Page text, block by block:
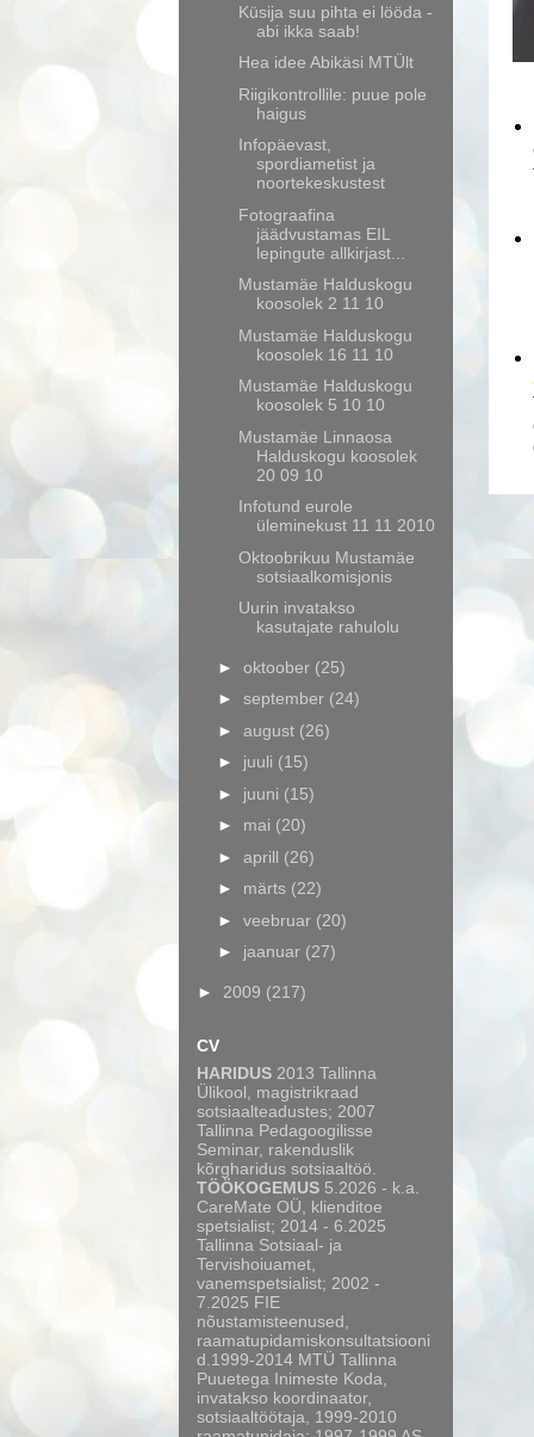
Küsija suu pihta ei lööda -
abi ikka saab!
Hea idee Abikäsi MTÜlt
Riigikontrollile: puue pole
haigus
Infopäevast,
spordiametist ja
noortekeskustest
Fotograafina
jäädvustamas EIL
lepingute allkirjast...
Mustamäe Halduskogu
koosolek 2 11 10
Mustamäe Halduskogu
koosolek 16 11 10
Mustamäe Halduskogu
koosolek 5 10 10
Mustamäe Linnaosa
Halduskogu koosolek
20 09 10
Infotund eurole
üleminekust 11 11 2010
Oktoobrikuu Mustamäe
sotsiaalkomisjonis
Uurin invatakso
kasutajate rahulolu
► oktoober (25)
► september (24)
► august (26)
► juuli (15)
► juuni (15)
► mai (20)
► aprill (26)
► märts (22)
► veebruar (20)
► jaanuar (27)
► 2009 (217)
CV
HARIDUS 2013 Tallinna
Ülikool, magistrikraad
sotsiaalteadustes; 2007
Tallinna Pedagoogilisse
Seminar, rakenduslik
kõrgharidus sotsiaaltöö.
TÖÖKOGEMUS 5.2026 - k.a.
CareMate OÜ, klienditoe
spetsialist; 2014 - 6.2025
Tallinna Sotsiaal- ja
Tervishoiuamet,
vanemspetsialist; 2002 -
7.2025 FIE
nõustamisteenused,
raamatupidamiskonsultatsiooni
d.1999-2014 MTÜ Tallinna
Puuetega Inimeste Koda,
invatakso koordinaator,
sotsiaaltöötaja, 1999-2010